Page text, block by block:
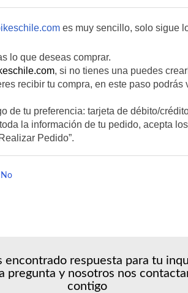
es muy sencillo, solo sigue
lo que deseas comprar.
, si no tienes una puedes
recibir tu compra, en este paso podrás
de tu preferencia: tarjeta de débito/
la información de tu pedido, acepta
Pedido”.
No
encontrado respuesta para tu
pregunta y nosotros nos
contigo